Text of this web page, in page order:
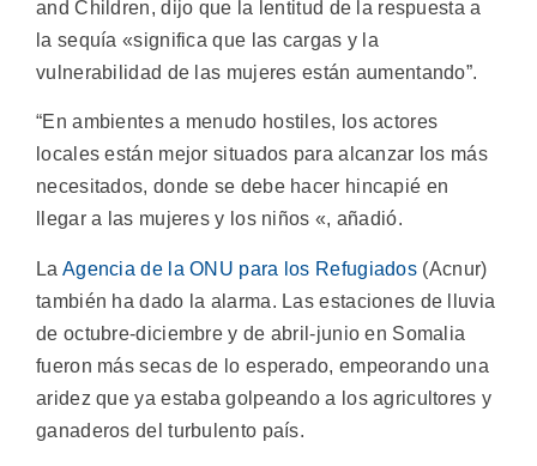
and Children, dijo que la lentitud de la respuesta a
la sequía «significa que las cargas y la
vulnerabilidad de las mujeres están aumentando”.
“En ambientes a menudo hostiles, los actores
locales están mejor situados para alcanzar los más
necesitados, donde se debe hacer hincapié en
llegar a las mujeres y los niños «, añadió.
La Agencia de la ONU para los Refugiados (Acnur)
también ha dado la alarma. Las estaciones de lluvia
de octubre-diciembre y de abril-junio en Somalia
fueron más secas de lo esperado, empeorando una
aridez que ya estaba golpeando a los agricultores y
ganaderos del turbulento país.